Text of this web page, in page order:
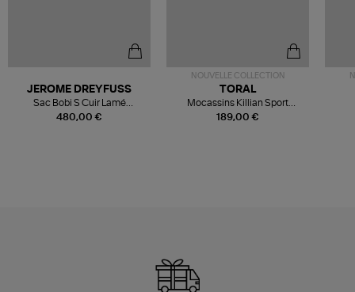
480,00 €
JEROME DREYFUSS
Sac Bobi S Cuir Lamé
Champagne
NOUVELLE COLLECTION
189,00 €
TORAL
Mocassins Killian Sport
Mousse